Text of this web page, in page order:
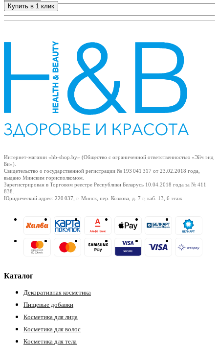
+
Купить в 1 клик
Интернет-магазин «hb-shop.by» (Общество с ограниченной ответственностью «Эйч энд
Би»).
Свидетельство о государственной регистрации № 193 041 317 от 23.02.2018 года,
выдано Минским горисполкомом.
Зарегистрирован в Торговом реестре Республики Беларусь 10.04.2018 года за № 411
838.
Юридический адрес: 220 037, г. Минск, пер. Козлова, д. 7 г, каб. 13, 6 этаж
Каталог
Декоративная косметика
Пищевые добавки
Косметика для лица
Косметика для волос
Косметика для тела